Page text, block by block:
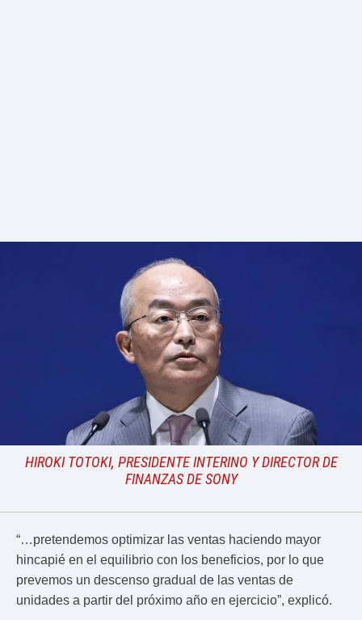
HIROKI TOTOKI, PRESIDENTE INTERINO Y DIRECTOR DE
FINANZAS DE SONY
“…pretendemos optimizar las ventas haciendo mayor
hincapié en el equilibrio con los beneficios, por lo que
prevemos un descenso gradual de las ventas de
unidades a partir del próximo año en ejercicio”, explicó.